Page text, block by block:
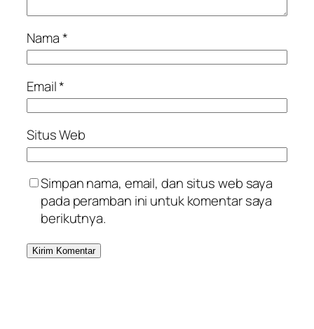
Nama*
Email*
Situs Web
Simpan nama, email, dan situs web saya
pada peramban ini untuk komentar saya
berikutnya.